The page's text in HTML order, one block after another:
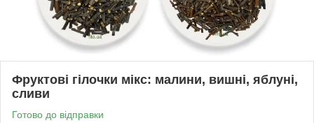
Фруктові гілочки мікс: малини, вишні, яблуні,
сливи
Готово до відправки